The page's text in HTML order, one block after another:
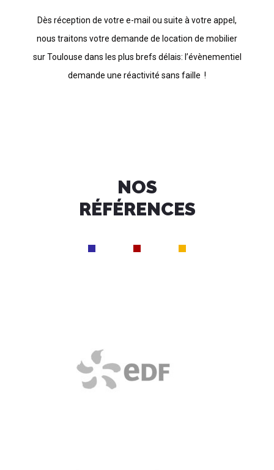
Dès réception de votre e-mail ou suite à votre appel,
nous traitons votre demande de location de mobilier
sur Toulouse dans les plus brefs délais: l’évènementiel
demande une réactivité sans faille !
NOS
RÉFÉRENCES